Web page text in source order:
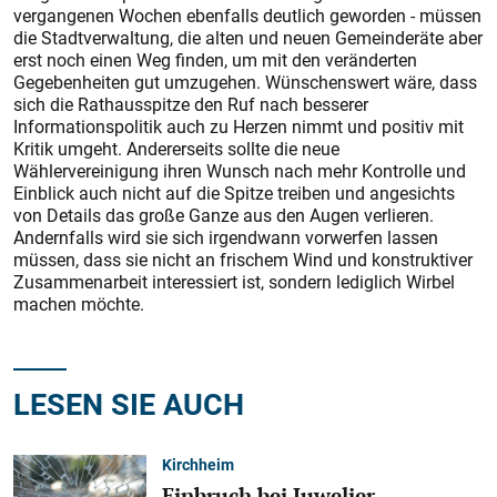
vergangenen Wochen ebenfalls deutlich geworden - müssen
die Stadtverwaltung, die alten und neuen Gemeinderäte aber
erst noch einen Weg finden, um mit den veränderten
Gegebenheiten gut umzugehen. Wünschenswert wäre, dass
sich die Rathausspitze den Ruf nach besserer
Informationspolitik auch zu Herzen nimmt und positiv mit
Kritik umgeht. Andererseits sollte die neue
Wählervereinigung ihren Wunsch nach mehr Kontrolle und
Einblick auch nicht auf die Spitze treiben und angesichts
von Details das große Ganze aus den Augen verlieren.
Andernfalls wird sie sich irgendwann vorwerfen lassen
müssen, dass sie nicht an frischem Wind und konstruktiver
Zusammenarbeit interessiert ist, sondern lediglich Wirbel
machen möchte.
LESEN SIE AUCH
Kirchheim